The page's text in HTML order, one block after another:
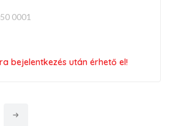
0001
bejelentkezés után érhető el!